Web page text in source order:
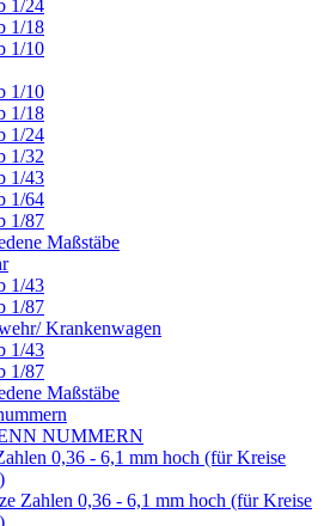
1/24
1/18
1/10
1/10
1/18
1/24
1/32
1/43
1/64
1/87
Maßstäbe
1/43
1/87
Krankenwagen
1/43
1/87
Maßstäbe
NUMMERN
0,36 - 6,1 mm hoch (für Kreise
Zahlen 0,36 - 6,1 mm hoch (für Kreise